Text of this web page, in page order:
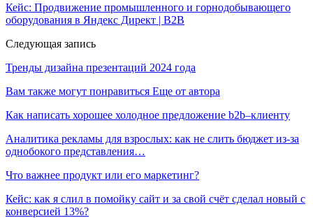
Кейс: Продвижение промышленного и горнодобывающего
оборудования в Яндекс Директ | B2B
Следующая запись
Тренды дизайна презентаций 2024 года
Вам также могут понравиться Еще от автора
Как написать хорошее холодное предложение b2b–клиенту
Аналитика рекламы для взрослых: как не слить бюджет из-за
однобокого представления…
Что важнее продукт или его маркетинг?
Кейс: как я слил в помойку сайт и за свой счёт сделал новый с
конверсией 13%?